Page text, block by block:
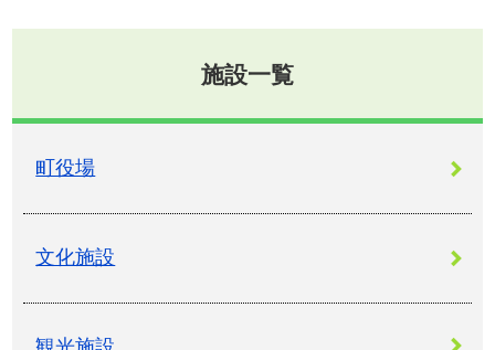
施設一覧
町役場
文化施設